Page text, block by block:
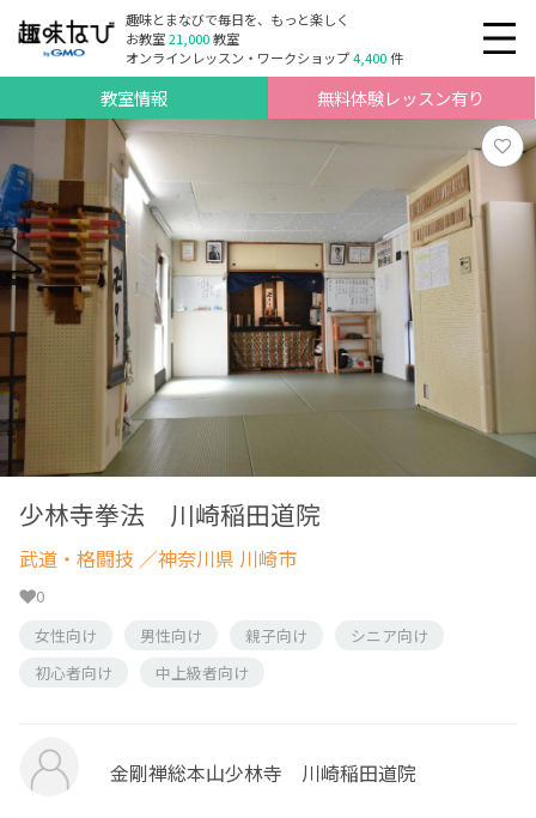
趣味とまなびで毎日を、もっと楽しく
お教室21,000教室
オンラインレッスン・ワークショップ4,400件
教室情報 無料体験レッスン有り
少林寺拳法 川崎稲田道院
武道・格闘技 ／神奈川県 川崎市
0
女性向け
男性向け 親子向け
シニア向け
初心者向け
中上級者向け
金剛禅総本山少林寺 川崎稲田道院